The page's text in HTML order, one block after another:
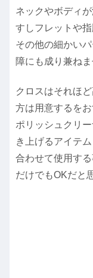
ネックやボディ
すしフレットや指
その他の細かい
障にも成り兼ねま
クロスはそれほ
方は用意するをお
ポリッシュクリ
き上げるアイテ
合わせて使用す
だけでもOKだと